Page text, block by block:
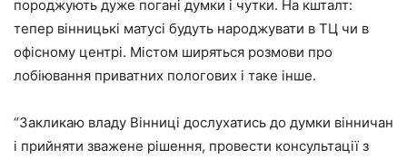
породжують дуже погані думки і чутки. На кшталт:
тепер вінницькі матусі будуть народжувати в ТЦ чи в
офісному центрі. Містом ширяться розмови про
лобіювання приватних пологових і таке інше.
“Закликаю владу Вінниці дослухатись до думки вінничан
і прийняти зважене рішення, провести консультації з